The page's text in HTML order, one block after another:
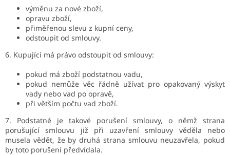
výměnu za nové zboží,
opravu zboží,
přiměřenou slevu z kupní ceny,
odstoupit od smlouvy.
6. Kupující má právo odstoupit od smlouvy:
pokud má zboží podstatnou vadu,
pokud nemůže věc řádně užívat pro opakovaný výskyt
vady nebo vad po opravě,
při větším počtu vad zboží.
7. Podstatné je takové porušení smlouvy, o němž strana
porušující smlouvu již při uzavření smlouvy věděla nebo
musela vědět, že by druhá strana smlouvu neuzavřela, pokud
by toto porušení předvídala.